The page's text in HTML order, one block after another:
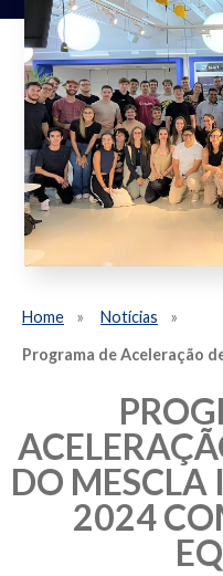
Home
Notícias
Programa de Aceleração
DO MESCLA
2024